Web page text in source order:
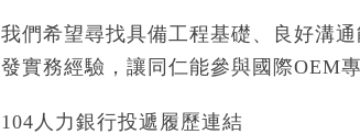
我們希望尋找具備工程基礎、良好溝
發實務經驗，讓同仁能參與國際OEM
104人力銀行投遞履歷連結